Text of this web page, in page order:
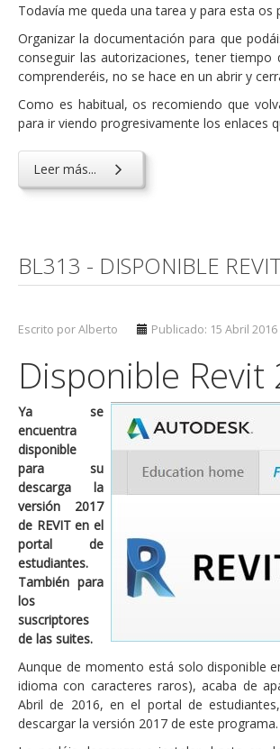
Todavía me queda una tarea y para esta os
Organizar la documentación para que
conseguir las autorizaciones, tener tiempo
comprenderéis, no se hace en un abrir y
Como es habitual, os recomiendo que
para ir viendo progresivamente los enlaces
Leer más...
BL313 - DISPONIBLE
Escrito por Alberto Publicado: 15 Abril 2016
Disponible Revit
Ya se
encuentra
disponible
para su
descarga la
versión 2017
de REVIT en el
portal de
estudiantes.
También para
los
suscriptores
de las suites.
Aunque de momento está solo disponible
idioma con caracteres raros), acaba de
Abril de 2016, en el portal de
descargar la versión 2017 de este programa.